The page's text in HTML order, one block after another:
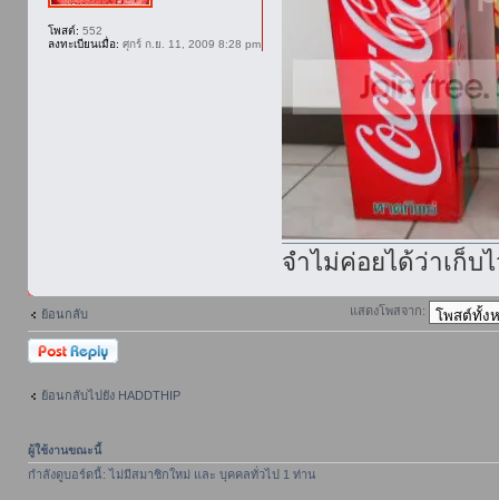
จำไม่ค่อยได้ว่าเก็บ
โพสต์: 552
ลงทะเบียนเมื่อ: ศุกร์ ก.ย. 11, 2009 8:28 pm
ย้อนกลับ แสดงโพสจาก:
ตอบกระทู้
ย้อนกลับไปยัง HADDTHIP
ผู้ใช้งานขณะนี้
กำลังดูบอร์ดนี้: ไม่มีสมาชิกใหม่ และ บุคคลทั่วไป 1 ท่าน